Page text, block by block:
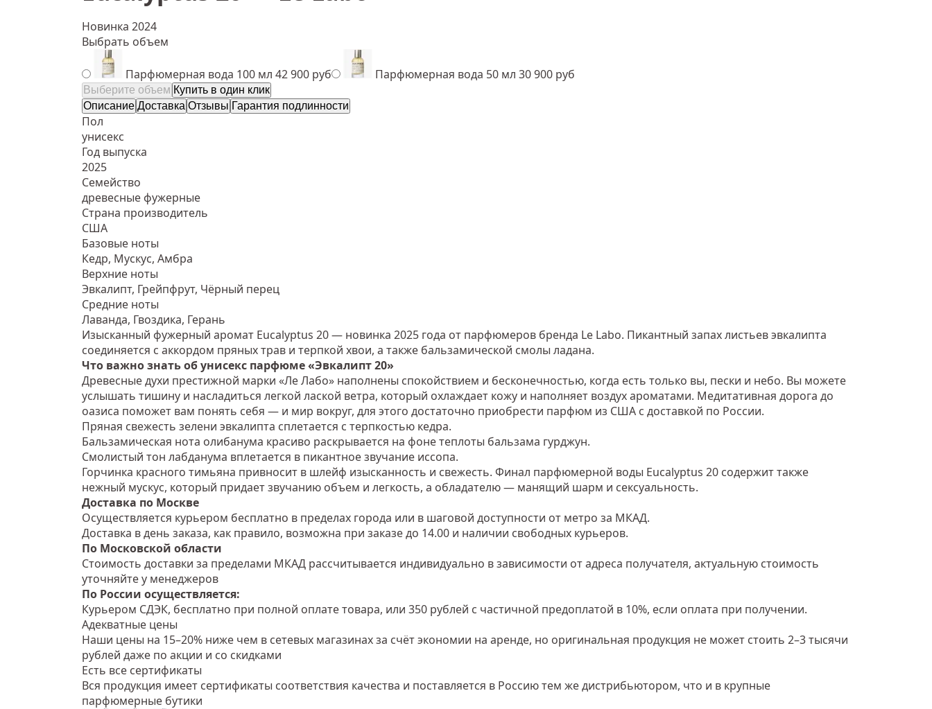
Новинка 2024
Выбрать объем
Парфюмерная вода 100 мл 42 900 руб Парфюмерная вода 50 мл 30 900 руб
Выберите объем Купить в один клик
Описание Доставка Отзывы Гарантия подлинности
Пол
унисекс
Год выпуска
2025
Семейство
древесные фужерные
Страна производитель
США
Базовые ноты
Кедр, Мускус, Амбра
Верхние ноты
Эвкалипт, Грейпфрут, Чёрный перец
Средние ноты
Лаванда, Гвоздика, Герань
Изысканный фужерный аромат Eucalyptus 20 — новинка 2025 года от парфюмеров бренда Le Labo. Пикантный запах листьев эвкалипта
соединяется с аккордом пряных трав и терпкой хвои, а также бальзамической смолы ладана.
Что важно знать об унисекс парфюме «Эвкалипт 20»
Древесные духи престижной марки «Ле Лабо» наполнены спокойствием и бесконечностью, когда есть только вы, пески и небо. Вы можете
услышать тишину и насладиться легкой лаской ветра, который охлаждает кожу и наполняет воздух ароматами. Медитативная дорога до
оазиса поможет вам понять себя — и мир вокруг, для этого достаточно приобрести парфюм из США с доставкой по России.
Пряная свежесть зелени эвкалипта сплетается с терпкостью кедра.
Бальзамическая нота олибанума красиво раскрывается на фоне теплоты бальзама гурджун.
Смолистый тон лабданума вплетается в пикантное звучание иссопа.
Горчинка красного тимьяна привносит в шлейф изысканность и свежесть. Финал парфюмерной воды Eucalyptus 20 содержит также
нежный мускус, который придает звучанию объем и легкость, а обладателю — манящий шарм и сексуальность.
Доставка по Москве
Осуществляется курьером бесплатно в пределах города или в шаговой доступности от метро за МКАД.
Доставка в день заказа, как правило, возможна при заказе до 14.00 и наличии свободных курьеров.
По Московской области
Стоимость доставки за пределами МКАД рассчитывается индивидуально в зависимости от адреса получателя, актуальную стоимость
уточняйте у менеджеров
По России осуществляется:
Курьером СДЭК, бесплатно при полной оплате товара, или 350 рублей с частичной предоплатой в 10%, если оплата при получении.
Адекватные цены
Наши цены на 15–20% ниже чем в сетевых магазинах за счёт экономии на аренде, но оригинальная продукция не может стоить 2–3 тысячи
рублей даже по акции и со скидками
Есть все сертификаты
Вся продукция имеет сертификаты соответствия качества и поставляется в Россию тем же дистрибьютором, что и в крупные
парфюмерные бутики